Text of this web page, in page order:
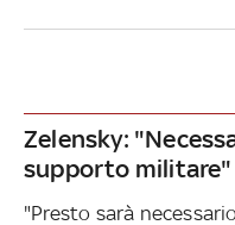
Zelensky:
supporto militare"
"Presto sarà